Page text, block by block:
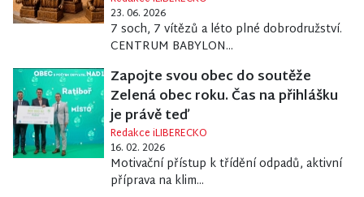
23. 06. 2026
7 soch, 7 vítězů a léto plné dobrodružství.
CENTRUM BABYLON...
Zapojte svou obec do soutěže
Zelená obec roku. Čas na přihlášku
je právě teď
Redakce iLIBERECKO
16. 02. 2026
Motivační přístup k třídění odpadů, aktivní
příprava na klim...